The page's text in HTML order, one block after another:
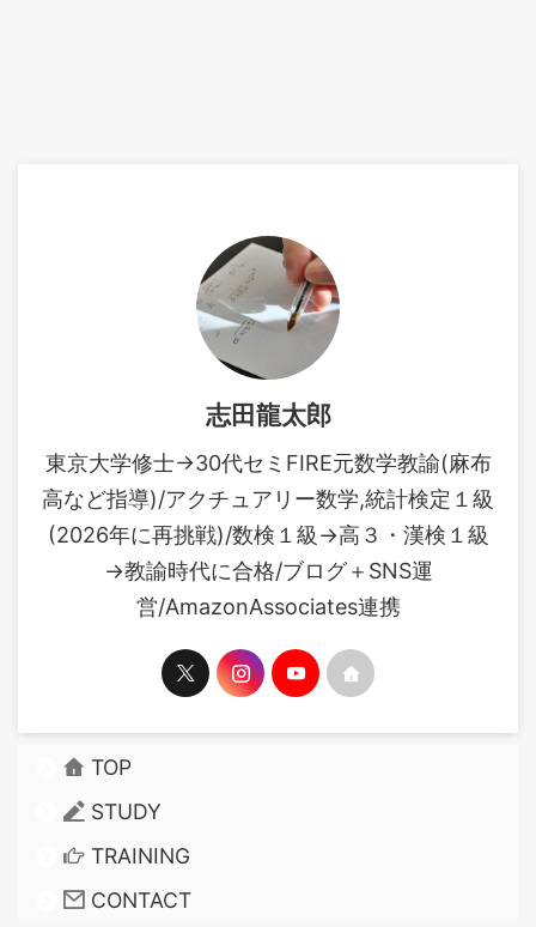
志田龍太郎
東京大学修士→30代セミFIRE元数学教諭(麻布
高など指導)/アクチュアリー数学,統計検定１級
(2026年に再挑戦)/数検１級→高３・漢検１級
→教諭時代に合格/ブログ＋SNS運
営/AmazonAssociates連携
TOP
STUDY
TRAINING
CONTACT